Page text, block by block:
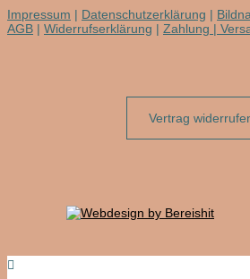
Impressum | Datenschutzerklärung |
AGB | Widerrufserklärung | Zahlung |
Vertrag
